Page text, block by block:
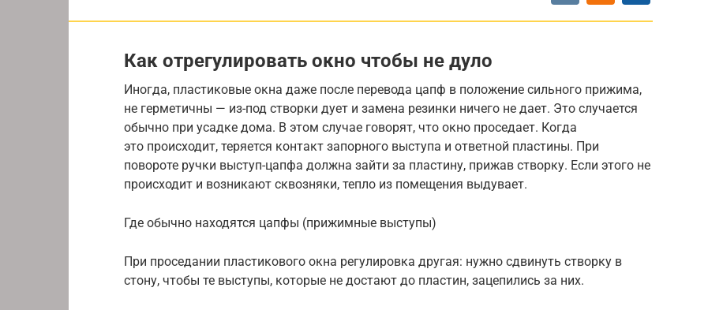
Как отрегулировать окно чтобы не дуло
Иногда, пластиковые окна даже после перевода цапф в положение сильного прижима,
не герметичны — из-под створки дует и замена резинки ничего не дает. Это случается
обычно при усадке дома. В этом случае говорят, что окно проседает. Когда
это происходит, теряется контакт запорного выступа и ответной пластины. При
повороте ручки выступ-цапфа должна зайти за пластину, прижав створку. Если этого не
происходит и возникают сквозняки, тепло из помещения выдувает.
Где обычно находятся цапфы (прижимные выступы)
При проседании пластикового окна регулировка другая: нужно сдвинуть створку в
стону, чтобы те выступы, которые не достают до пластин, зацепились за них.